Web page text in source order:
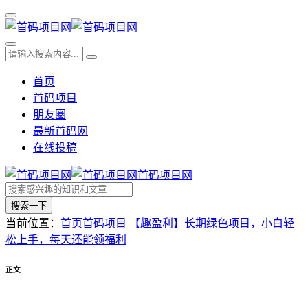
首页
首码项目
朋友圈
最新首码网
在线投稿
首码项目网
搜索一下
当前位置： 首页首码项目
【趣盈利】长期绿色项目，小白轻
松上手，每天还能领福利
正文